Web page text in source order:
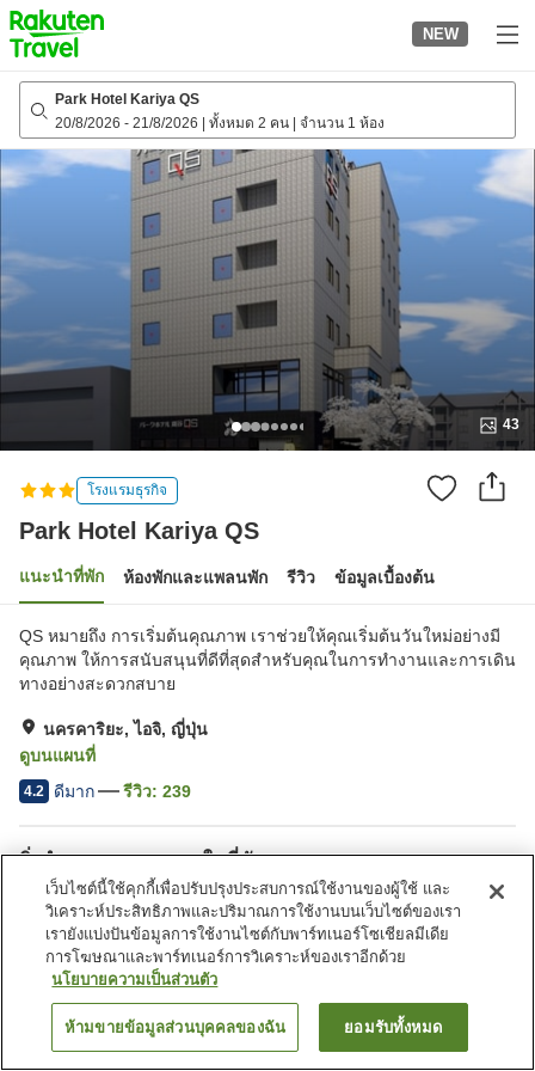
to
top
page
NEW
Park Hotel Kariya QS
20/8/2026 - 21/8/2026 ทั้งหมด 2 คน จำนวน 1 ห้อง
43
โรงแรมธุรกิจ
Park Hotel Kariya QS
แนะนำที่พัก ห้องพักและแพลนพัก รีวิว ข้อมูลเบื้องต้น
QS หมายถึง การเริ่มต้นคุณภาพ เราช่วยให้คุณเริ่มต้นวันใหม่อย่างมี
คุณภาพ ให้การสนับสนุนที่ดีที่สุดสำหรับคุณในการทำงานและการเดิน
ทางอย่างสะดวกสบาย
นครคาริยะ, ไอจิ, ญี่ปุ่น
ดูบนแผนที่
4.2 ดีมาก รีวิว: 239
สิ่งอำนวยความสะดวกในที่พัก
บริการรับส่ง
บริการซักแห้ง
มุมอิซากายะ
ตู้จำหน่ายอัตโนมัติ
หน้าแรก ญี่ปุ่น ไอจิ
ค้นหาห้องพัก
เว็บไซต์นี้ใช้คุกกี้เพื่อปรับปรุงประสบการณ์ใช้งานของผู้ใช้ และ
วิเคราะห์ประสิทธิภาพและปริมาณการใช้งานบนเว็บไซต์ของเรา
เรายังแบ่งปันข้อมูลการใช้งานไซต์กับพาร์ทเนอร์โซเชียลมีเดีย
การโฆษณาและพาร์ทเนอร์การวิเคราะห์ของเราอีกด้วย
นโยบายความเป็นส่วนตัว
ห้ามขายข้อมูลส่วนบุคคลของฉัน ยอมรับทั้งหมด